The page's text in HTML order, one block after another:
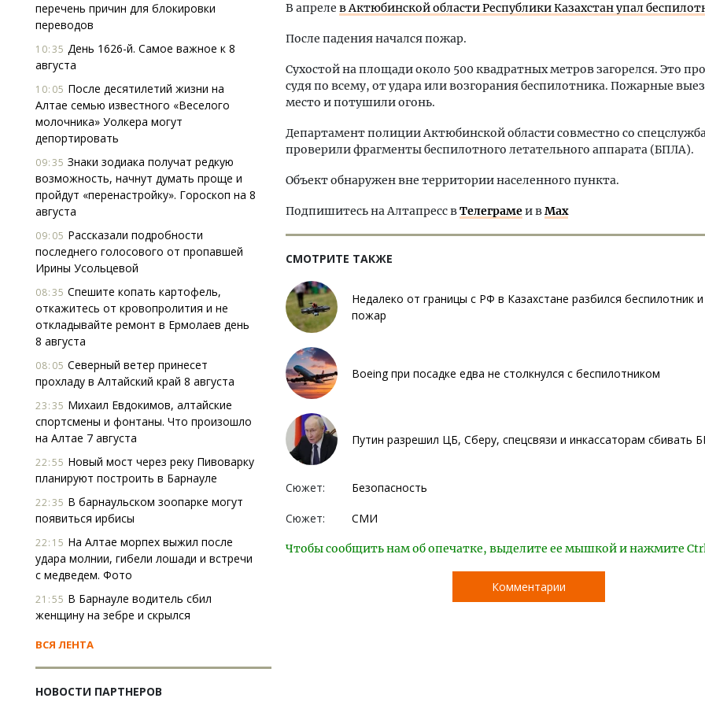
перечень причин для блокировки
переводов
10:35 День 1626-й. Самое важное к 8
августа
10:05 После десятилетий жизни на
Алтае семью известного «Веселого
молочника» Уолкера могут
депортировать
09:35 Знаки зодиака получат редкую
возможность, начнут думать проще и
пройдут «перенастройку». Гороскоп на 8
августа
09:05 Рассказали подробности
последнего голосового от пропавшей
Ирины Усольцевой
08:35 Спешите копать картофель,
откажитесь от кровопролития и не
откладывайте ремонт в Ермолаев день
8 августа
08:05 Северный ветер принесет
прохладу в Алтайский край 8 августа
23:35 Михаил Евдокимов, алтайские
спортсмены и фонтаны. Что произошло
на Алтае 7 августа
22:55 Новый мост через реку Пивоварку
планируют построить в Барнауле
22:35 В барнаульском зоопарке могут
появиться ирбисы
22:15 На Алтае морпех выжил после
удара молнии, гибели лошади и встречи
с медведем. Фото
21:55 В Барнауле водитель сбил
женщину на зебре и скрылся
ВСЯ ЛЕНТА
НОВОСТИ ПАРТНЕРОВ
В апреле в Актюбинской области Республики Казахстан упал
После падения начался пожар.
Сухостой на площади около 500 квадратных метров загорелся. Это
судя по всему, от удара или возгорания беспилотника. Пожарные
место и потушили огонь.
Департамент полиции Актюбинской области совместно со
проверили фрагменты беспилотного летательного аппарата (БПЛА).
Объект обнаружен вне территории населенного пункта.
Подпишитесь на Алтапресс вТелеграмеи вMax
СМОТРИТЕ ТАКЖЕ
Недалеко от границы с РФ в Казахстане разбился беспилотник
пожар
Boeing при посадке едва не столкнулся с беспилотником
Путин разрешил ЦБ, Сберу, спецсвязи и инкассаторам сбивать
Сюжет: Безопасность
Сюжет: СМИ
Чтобы сообщить нам об опечатке, выделите ее мышкой и нажмите
Комментарии